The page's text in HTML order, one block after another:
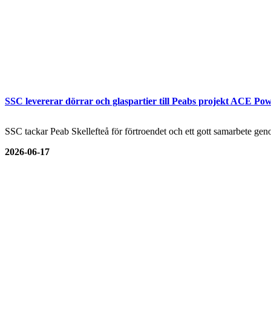
SSC levererar dörrar och glaspartier till Peabs projekt ACE
SSC tackar Peab Skellefteå för förtroendet och ett gott samarbete
2026-06-17